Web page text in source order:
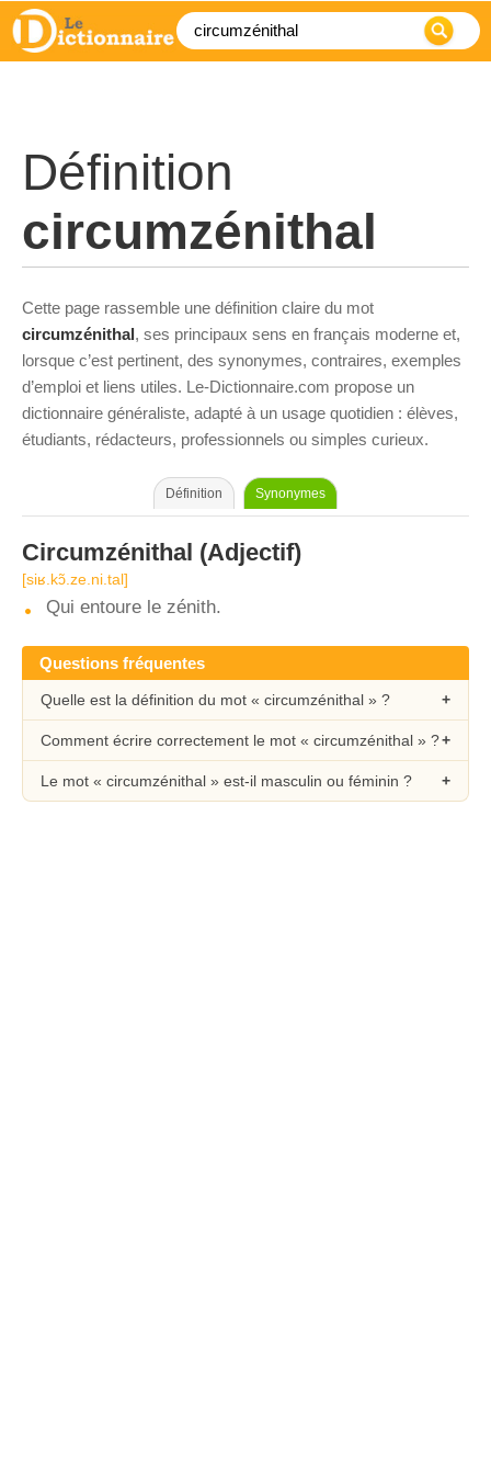
Définition
circumzénithal
Cette page rassemble une définition claire du mot
circumzénithal, ses principaux sens en français moderne et,
lorsque c’est pertinent, des synonymes, contraires, exemples
d’emploi et liens utiles. Le-Dictionnaire.com propose un
dictionnaire généraliste, adapté à un usage quotidien : élèves,
étudiants, rédacteurs, professionnels ou simples curieux.
Définition Synonymes
Circumzénithal (Adjectif)
[siʁ.kɔ̃.ze.ni.tal]
Qui entoure le zénith.
Questions fréquentes
Quelle est la définition du mot « circumzénithal » ?
Comment écrire correctement le mot « circumzénithal » ?
Le mot « circumzénithal » est-il masculin ou féminin ?